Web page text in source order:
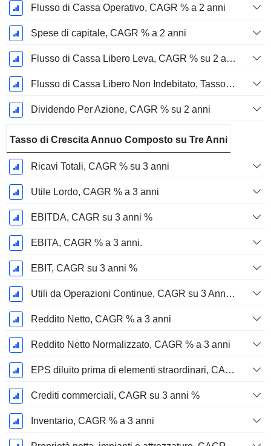
Flusso di Cassa Operativo, CAGR % a 2 anni
Spese di capitale, CAGR % a 2 anni
Flusso di Cassa Libero Leva, CAGR % su 2 anni
Flusso di Cassa Libero Non Indebitato, Tasso di Crescita Annuo Composto su 2 Anni %
Dividendo Per Azione, CAGR % su 2 anni
Tasso di Crescita Annuo Composto su Tre Anni
Ricavi Totali, CAGR % su 3 anni
Utile Lordo, CAGR % a 3 anni
EBITDA, CAGR su 3 anni %
EBITA, CAGR % a 3 anni.
EBIT, CAGR su 3 anni %
Utili da Operazioni Continue, CAGR su 3 Anni %
Reddito Netto, CAGR % a 3 anni
Reddito Netto Normalizzato, CAGR % a 3 anni
EPS diluito prima di elementi straordinari, CAGR su 3 anni %
Crediti commerciali, CAGR su 3 anni %
Inventario, CAGR % a 3 anni